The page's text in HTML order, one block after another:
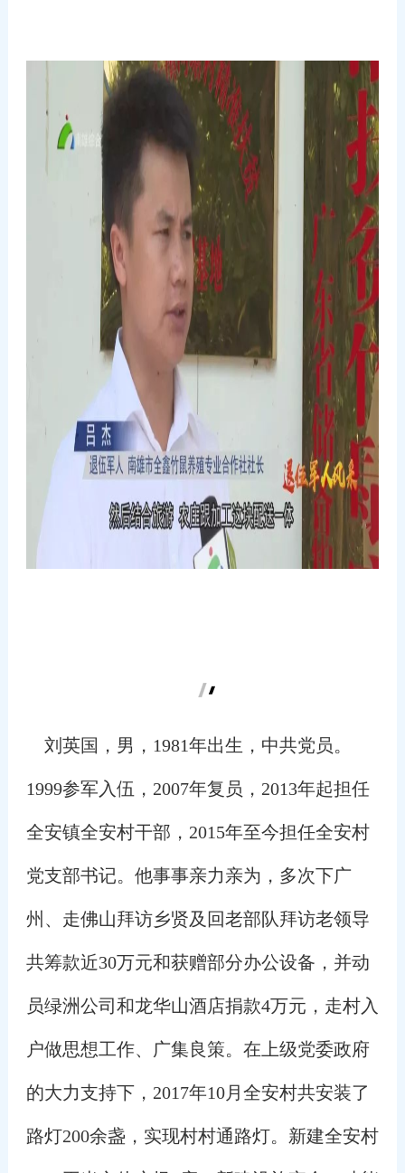
刘英国，男，1981年出生，中共党员。
1999参军入伍，2007年复员，2013年起担任
全安镇全安村干部，2015年至今担任全安村
党支部书记。 他事事亲力亲为，多次下广
州、走佛山拜访乡贤及回老部队拜访老领导
共筹款近30万元和获赠部分办公设备，并动
员绿洲公司和龙华山酒店捐款4万元，走村入
户做思想工作、广集良策。 在上级党委政府
的大力支持下，2017年10月全安村共安装了
路灯200余盏，实现村村通路灯。 新建全安村